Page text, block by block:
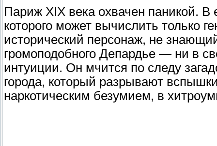
Париж ХIХ века охвачен паникой. В
которого может вычислить только
исторический персонаж, не
громоподобного Депардье — ни в
интуиции. Он мчится по следу
города, который разрывают
наркотическим безумием, в